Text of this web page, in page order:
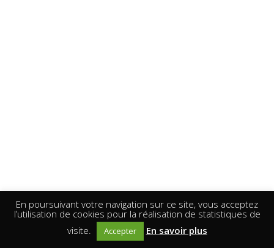
En poursuivant votre navigation sur ce site, vous acceptez
l’utilisation de cookies pour la réalisation de statistiques de
visite.
Accepter En savoir plus